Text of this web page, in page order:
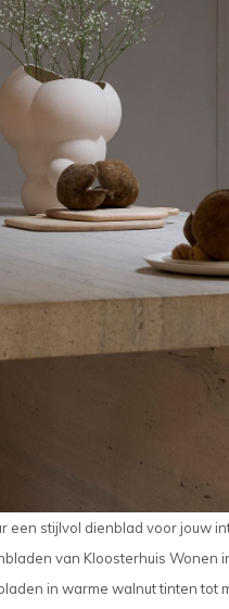
een stijlvol dienblad voor jouw
van Kloosterhuis Wonen
in warme walnut tinten tot